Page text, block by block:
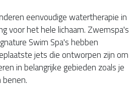
eenvoudige watertherapie in
voor het hele lichaam. Zwemspa's
Swim Spa's hebben
jets die ontworpen zijn om
in belangrijke gebieden zoals je
benen.